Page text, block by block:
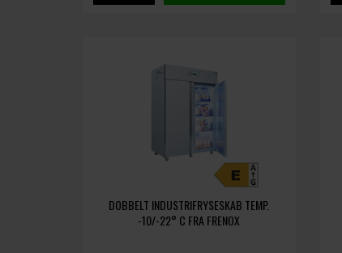
DOBBELT INDUSTRIFRYSESKAB TEMP.
-10/-22° C FRA FRENOX